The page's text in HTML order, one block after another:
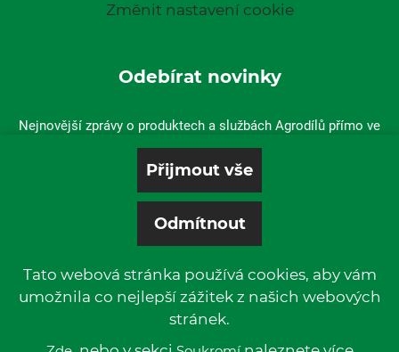
Změnit nastavení cookie
Odebírat novinky
Nejnovější zprávy o produktech a službách Agrodílů přímo ve
vaší doručené poště.
© 2019 P & L, spol. s r. o. | All rights reserved.
Tato webová stránka používá cookies, aby vám
umožnila co nejlepší zážitek z našich webových
stránek.